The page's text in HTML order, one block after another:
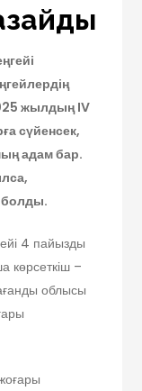
жылдың IV
сүйенсек,
адам бар.
4 пайызды
көрсеткіш –
облысы